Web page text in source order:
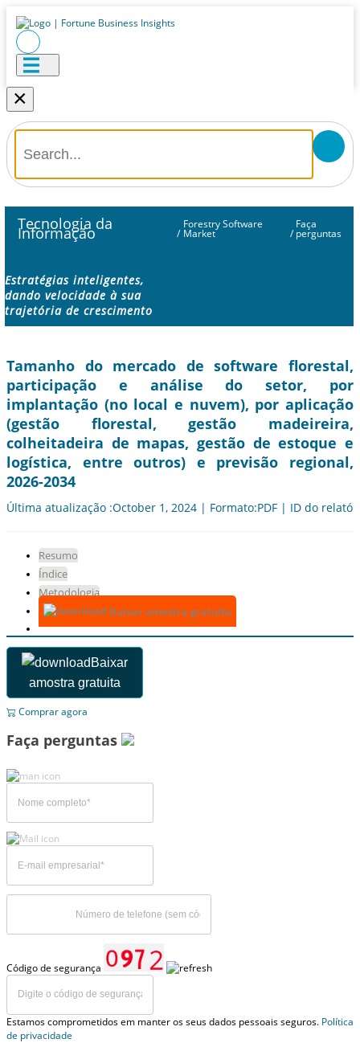
×
Tecnologia da
Informação /
Forestry Software
Market /
Faça
perguntas
Estratégias inteligentes,
dando velocidade à sua
trajetória de crescimento
Tamanho do mercado de software florestal,
participação e análise do setor, por
implantação (no local e nuvem), por aplicação
(gestão florestal, gestão madeireira,
colheitadeira de mapas, gestão de estoque e
logística, entre outros) e previsão regional,
2026-2034
Última atualização :October 1, 2024 | Formato:PDF | ID do
Resumo
Índice
Metodologia
Baixar amostra gratuita
Baixar
amostra gratuita
Comprar agora
Faça perguntas
Código de segurança
Estamos comprometidos em manter os seus dados pessoais seguros. Política
de privacidade